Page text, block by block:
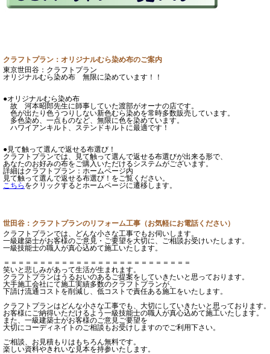
クラフトプラン：オリジナルむら染め布のご案内
東京世田谷：クラフトプラン
オリジナルむら染め布 無限に染めています！！
●オリジナルむら染め布
故 河本昭郎先生に師事していた渡部がオーナの店です。
色が出たり色うつりしない新色むら染めを常時多数販売しています。
多色染め、一点ものなど、無限に色を染めています。
ハワイアンキルト、ステンドキルトに最適です！
●見て触って選んで返せる布選び！
クラフトプランでは、見て触って選んで返せる布選びが出来る形で、
あなたのお好みの布をご購入いただけるシステムがございます。
詳細はクラフトプラン：ホームページ内
見て触って選んで返せる布選び！をご覧ください。
こちら をクリックするとホームページに遷移します。
世田谷：クラフトプランのリフォーム工事（お気軽にお電話ください）
クラフトプランでは、どんな小さな工事でもお伺いします。
一級建築士がお客様のご意見・ご要望を大切に、ご相談お受けいたします。
一級技能士の職人が真心込めて施工いたします。
＝＝＝＝＝＝＝＝＝＝＝＝＝＝＝＝＝＝＝＝＝＝＝＝＝＝
笑いと悲しみがあって生活が生まれます。
クラフトプランはうるおいのあるご提案をしていきたいと思っております。
大手施工会社にて施工実績多数のクラフトプランが、
下請け流通コストを削減し、低コストで責任ある施工をいたします。
クラフトプランはどんな小さな工事でも、大切にしていきたいと思っております。
お客様にご納得いただけるよう一級技能士の職人が真心込めて施工いたします。
また、一級建築士がお客様のご意見ご要望を
大切にコーディネイトのご相談もお受けしますのでご利用下さい。
ご相談、お見積もりはもちろん無料です。
楽しい資料やきれいな見本を持参いたします。